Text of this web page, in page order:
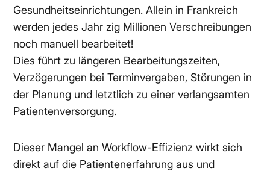
Gesundheitseinrichtungen. Allein in Frankreich
werden jedes Jahr zig Millionen Verschreibungen
noch manuell bearbeitet!
Dies führt zu längeren Bearbeitungszeiten,
Verzögerungen bei Terminvergaben, Störungen in
der Planung und letztlich zu einer verlangsamten
Patientenversorgung.
Dieser Mangel an Workflow-Effizienz wirkt sich
direkt auf die Patientenerfahrung aus und